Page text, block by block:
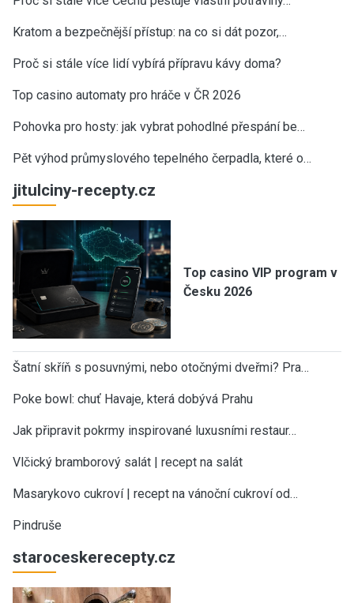
Kratom a bezpečnější přístup: na co si dát pozor,…
Proč si stále více lidí vybírá přípravu kávy doma?
Top casino automaty pro hráče v ČR 2026
Pohovka pro hosty: jak vybrat pohodlné přespání be…
Pět výhod průmyslového tepelného čerpadla, které o…
jitulciny-recepty.cz
Top casino VIP program v
Česku 2026
Šatní skříň s posuvnými, nebo otočnými dveřmi? Pra…
Poke bowl: chuť Havaje, která dobývá Prahu
Jak připravit pokrmy inspirované luxusními restaur…
Vlčický bramborový salát | recept na salát
Masarykovo cukroví | recept na vánoční cukroví od…
Pindruše
staroceskerecepty.cz